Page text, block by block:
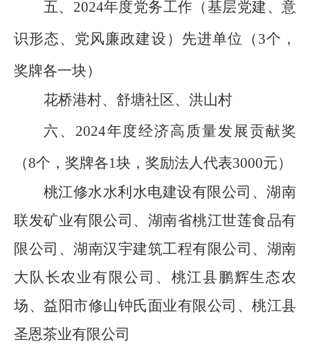
五、 2024年度党务工作（基层党建、意
识形态、党风廉政建设）先进单位（ 3个，
奖牌各一块）
花桥港村、舒塘社区、洪山村
六、 2024年度经济高质量发展贡献奖
（8个，奖牌各1块，奖励法人代表3000元）
桃江修水水利水电建设有限公司、湖南
联发矿业有限公司、 湖南省桃江世莲食品有
限公司、湖南汉宇建筑工程有限公司、湖南
大队长农业有限公司、 桃江县鹏辉生态农
场、益阳市修山钟氏面业有限公司、桃江县
圣恩茶业有限公司